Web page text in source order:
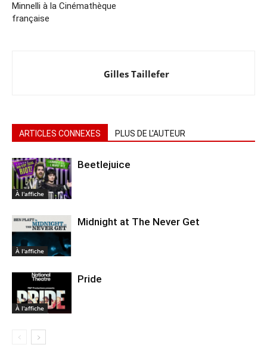
Minnelli à la Cinémathèque
française
Gilles Taillefer
ARTICLES CONNEXES PLUS DE L'AUTEUR
À l'affiche
Beetlejuice
À l'affiche
Midnight at The Never Get
À l'affiche
Pride